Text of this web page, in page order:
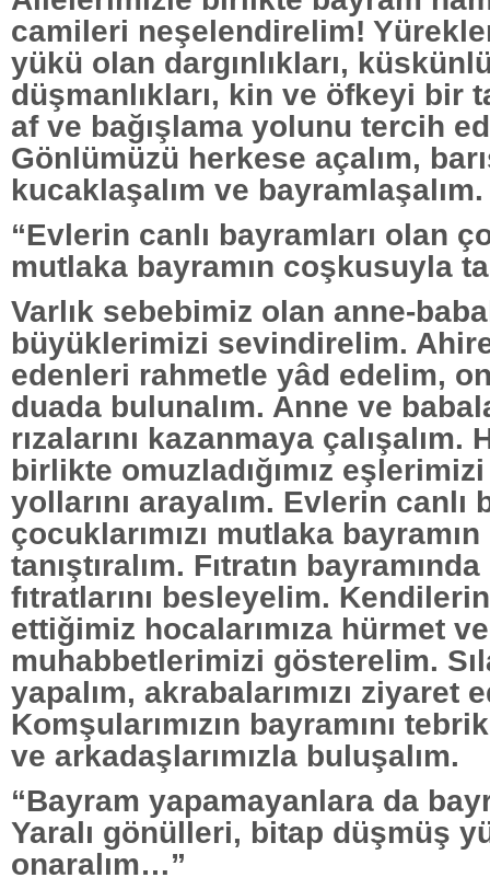
camileri neşelendirelim!
yükü olan dargınlıkları,
düşmanlıkları, kin ve öfkeyi bir
af ve bağışlama yolunu tercih
Gönlümüzü herkese açalım,
kucaklaşalım ve bayramlaşalım.
“Evlerin canlı bayramları olan
mutlaka bayramın coşkusuyla
Varlık sebebimiz olan anne-
büyüklerimizi sevindirelim.
edenleri rahmetle yâd edelim,
duada bulunalım. Anne ve
rızalarını kazanmaya çalışalım.
birlikte omuzladığımız
yollarını arayalım. Evlerin canlı
çocuklarımızı mutlaka
tanıştıralım. Fıtratın
fıtratlarını besleyelim.
ettiğimiz hocalarımıza hürmet ve
muhabbetlerimizi gösterelim.
yapalım, akrabalarımızı ziyaret
Komşularımızın bayramını
ve arkadaşlarımızla buluşalım.
“Bayram yapamayanlara da
Yaralı gönülleri, bitap düşmüş
onaralım…”